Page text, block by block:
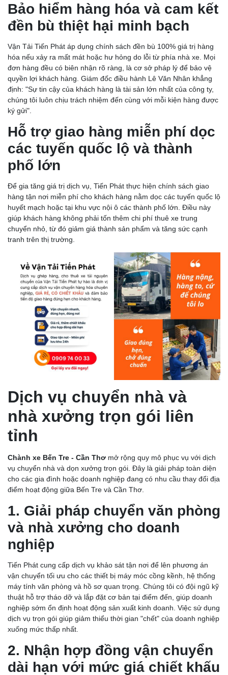
Bảo hiểm hàng hóa và cam kết
đền bù thiệt hại minh bạch
Vận Tải Tiến Phát áp dụng chính sách đền bù 100% giá trị hàng
hóa nếu xảy ra mất mát hoặc hư hỏng do lỗi từ phía nhà xe. Mọi
đơn hàng đều có biên nhận rõ ràng, là cơ sở pháp lý để bảo vệ
quyền lợi khách hàng. Giám đốc điều hành Lê Văn Nhân khẳng
định: "Sự tin cậy của khách hàng là tài sản lớn nhất của công ty,
chúng tôi luôn chịu trách nhiệm đến cùng với mỗi kiện hàng được
ký gửi".
Hỗ trợ giao hàng miễn phí dọc
các tuyến quốc lộ và thành
phố lớn
Để gia tăng giá trị dịch vụ, Tiến Phát thực hiện chính sách giao
hàng tận nơi miễn phí cho khách hàng nằm dọc các tuyến quốc lộ
huyết mạch hoặc tại khu vực nội ô các thành phố lớn. Điều này
giúp khách hàng không phải tốn thêm chi phí thuê xe trung
chuyển nhỏ, từ đó giảm giá thành sản phẩm và tăng sức cạnh
tranh trên thị trường.
Dịch vụ chuyển nhà và
nhà xưởng trọn gói liên
tỉnh
Chành xe Bến Tre - Cần Thơ mở rộng quy mô phục vụ với dịch
vụ chuyển nhà và dọn xưởng trọn gói. Đây là giải pháp toàn diện
cho các gia đình hoặc doanh nghiệp đang có nhu cầu thay đổi địa
điểm hoạt động giữa Bến Tre và Cần Thơ.
1. Giải pháp chuyển văn phòng
và nhà xưởng cho doanh
nghiệp
Tiến Phát cung cấp dịch vụ khảo sát tận nơi để lên phương án
vận chuyển tối ưu cho các thiết bị máy móc cồng kềnh, hệ thống
máy tính văn phòng và hồ sơ quan trọng. Chúng tôi có đội ngũ kỹ
thuật hỗ trợ tháo dỡ và lắp đặt cơ bản tại điểm đến, giúp doanh
nghiệp sớm ổn định hoạt động sản xuất kinh doanh. Việc sử dụng
dịch vụ trọn gói giúp giảm thiểu thời gian "chết" của doanh nghiệp
xuống mức thấp nhất.
2. Nhận hợp đồng vận chuyển
dài hạn với mức giá chiết khấu